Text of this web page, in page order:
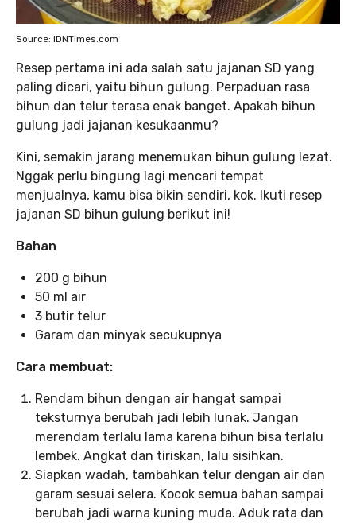
Source: IDNTimes.com
Resep pertama ini ada salah satu jajanan SD yang
paling dicari, yaitu bihun gulung. Perpaduan rasa
bihun dan telur terasa enak banget. Apakah bihun
gulung jadi jajanan kesukaanmu?
Kini, semakin jarang menemukan bihun gulung lezat.
Nggak perlu bingung lagi mencari tempat
menjualnya, kamu bisa bikin sendiri, kok. Ikuti resep
jajanan SD bihun gulung berikut ini!
Bahan
200 g bihun
50 ml air
3 butir telur
Garam dan minyak secukupnya
Cara membuat:
Rendam bihun dengan air hangat sampai
teksturnya berubah jadi lebih lunak. Jangan
merendam terlalu lama karena bihun bisa terlalu
lembek. Angkat dan tiriskan, lalu sisihkan.
Siapkan wadah, tambahkan telur dengan air dan
garam sesuai selera. Kocok semua bahan sampai
berubah jadi warna kuning muda. Aduk rata dan